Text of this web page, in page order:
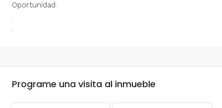
Oportunidad.
.
.
Programe una visita al inmueble